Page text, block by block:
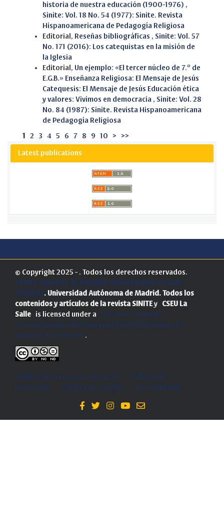
historia de nuestra educación (1900-1976) ,
Sinite: Vol. 18 No. 54 (1977): Sinite. Revista
Hispanoamericana de Pedagogía Religiosa
Editorial, Reseñas bibliográficas , Sinite: Vol. 57
No. 171 (2016): Los catequistas en la misión de
la Iglesia
Editorial, Un ejemplo: «El tercer núcleo de 7.º de
E.G.B.» Enseñanza Religiosa: El Mensaje de Jesús
Catequesis: El Mensaje de Jesús Educación ética
y valores: Vivimos en democracia , Sinite: Vol. 28
No. 84 (1987): Sinite. Revista Hispanoamericana
de Pedagogía Religiosa
1 2 3 4 5 6 7 8 9 10 > >>
Latest publications
© Copyright 2025 - . Todos los derechos reservados.
Centro Superior de Estudios Universitarios La Salle
(CSEULS). Universidad Autónoma de Madrid. Todos los
contenidos y artículos de la revista SINITEy CSEU La
Salle is licensed under a Creative Commons
Reconocimiento-NoComercial-SinObraDerivada 4.0
Internacional License.
Política de Protección de Datos - Politica de
privacidad
- Política de cookies - Accesibilidad